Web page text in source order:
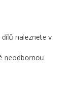
naleznete v
neodbornou